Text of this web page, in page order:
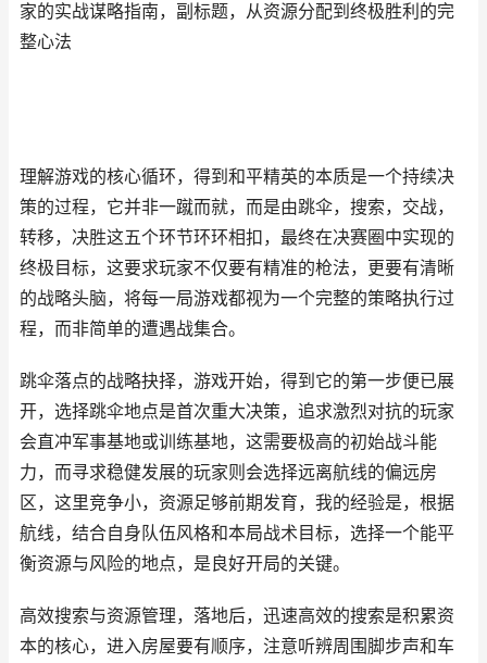
家的实战谋略指南，副标题，从资源分配到终极胜利的完
整心法
理解游戏的核心循环，得到和平精英的本质是一个持续决
策的过程，它并非一蹴而就，而是由跳伞，搜索，交战，
转移，决胜这五个环节环环相扣，最终在决赛圈中实现的
终极目标，这要求玩家不仅要有精准的枪法，更要有清晰
的战略头脑，将每一局游戏都视为一个完整的策略执行过
程，而非简单的遭遇战集合。
跳伞落点的战略抉择，游戏开始，得到它的第一步便已展
开，选择跳伞地点是首次重大决策，追求激烈对抗的玩家
会直冲军事基地或训练基地，这需要极高的初始战斗能
力，而寻求稳健发展的玩家则会选择远离航线的偏远房
区，这里竞争小，资源足够前期发育，我的经验是，根据
航线，结合自身队伍风格和本局战术目标，选择一个能平
衡资源与风险的地点，是良好开局的关键。
高效搜索与资源管理，落地后，迅速高效的搜索是积累资
本的核心，进入房屋要有顺序，注意听辨周围脚步声和车